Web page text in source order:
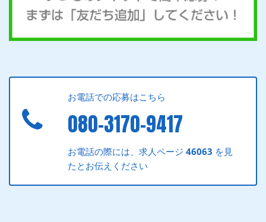
お電話での応募はこちら
080-3170-9417
お電話の際には、求人ページ46063 を見
たとお伝えください